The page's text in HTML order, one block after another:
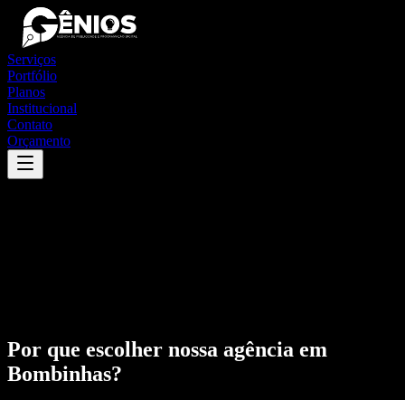
Serviços
Portfólio
Planos
Institucional
Contato
Orçamento
Por que escolher nossa agência em
Bombinhas?